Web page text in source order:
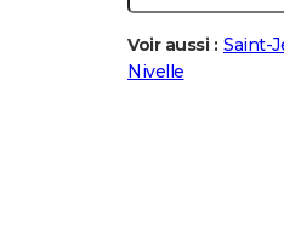
Voir aussi : Saint-
Nivelle